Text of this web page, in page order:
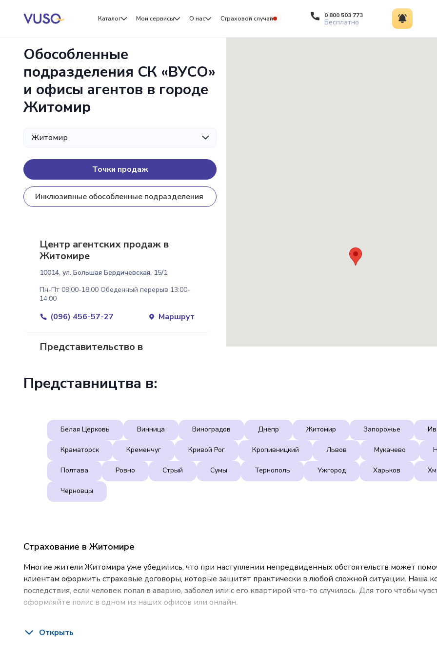
Каталог Мои сервисы О нас Страховой случай 0 800 503 773
Бесплатно
Обособленные
подразделения СК «ВУСО»
и офисы агентов в городе
Житомир
Точки продаж
Инклюзивные обособленные подразделения
Центр агентских продаж в
Житомире
10014, ул. Большая Бердичевская, 15/1
Пн-Пт 09:00-18:00 Обеденный перерыв 13:00-
14:00
(096) 456-57-27 Маршрут
Представительство в
Пн-Пт 09:00-18:00 Обеденный перерыв 13:00-
(067) 544-99-01
(093) 903-61-05
Маршрут
Представництва в:
Белая Церковь Винница Виноградов Днепр Житомир Запорожье
Краматорск Кременчуг Кривой Рог Кропивницкий Львов Мукачево
Полтава Ровно Стрый Сумы Тернополь Ужгород Харьков
Черновцы
Страхование в Житомире
Многие жители Житомира уже убедились, что при наступлении непредвиденных обстоятельств может
клиентам оформить страховые договоры, которые защитят практически в любой сложной ситуации. Наша
последствия, если человек попал в аварию, заболел или с его квартирой что-то случилось. Для того чтобы
оформляйте полис в одном из наших офисов или онлайн.
Открыть